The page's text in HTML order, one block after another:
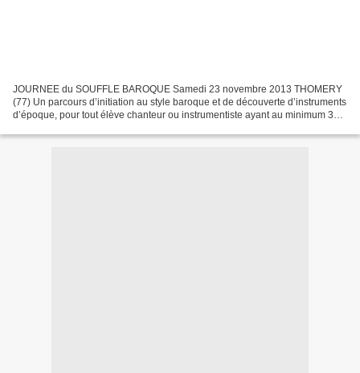
JOURNEE du SOUFFLE BAROQUE Samedi 23 novembre 2013 THOMERY
(77) Un parcours d’initiation au style baroque et de découverte d’instruments
d’époque, pour tout élève chanteur ou instrumentiste ayant au minimum 3